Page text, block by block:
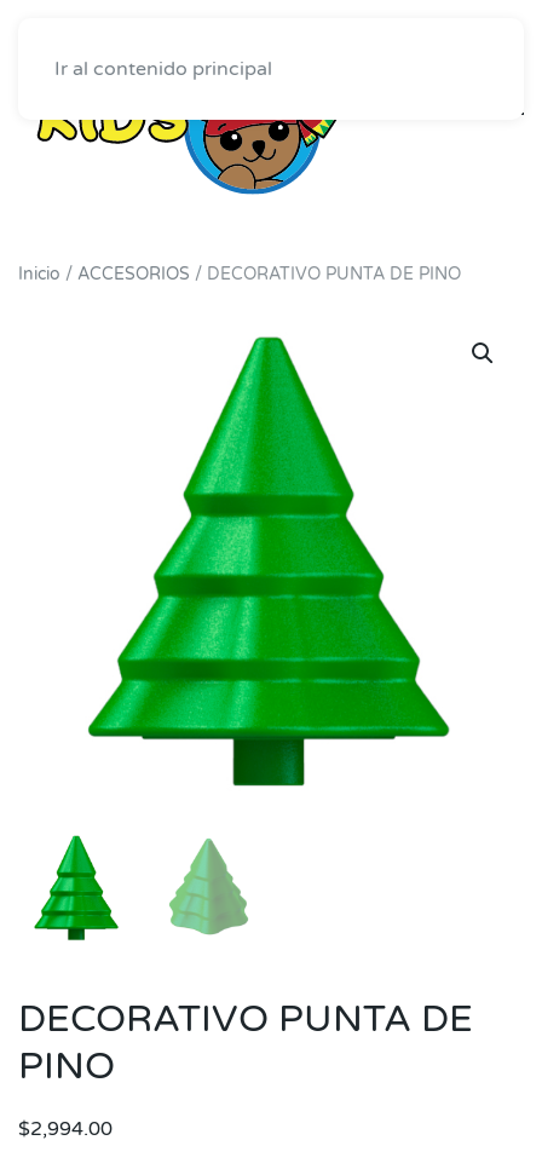
Ir al contenido principal
Inicio / ACCESORIOS / DECORATIVO PUNTA DE PINO
DECORATIVO PUNTA DE
PINO
$2,994.00